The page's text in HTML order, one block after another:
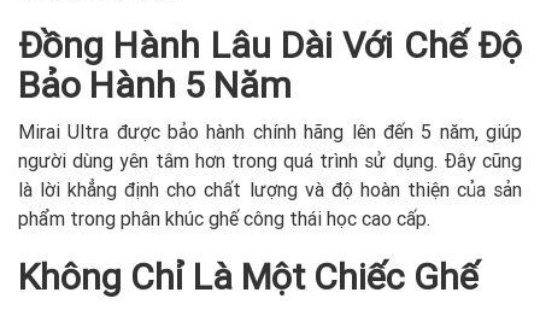
Đồng Hành Lâu Dài Với Chế Độ
Bảo Hành 5 Năm
Mirai Ultra được bảo hành chính hãng lên đến 5 năm, giúp
người dùng yên tâm hơn trong quá trình sử dụng. Đây cũng
là lời khẳng định cho chất lượng và độ hoàn thiện của sản
phẩm trong phân khúc ghế công thái học cao cấp.
Không Chỉ Là Một Chiếc Ghế